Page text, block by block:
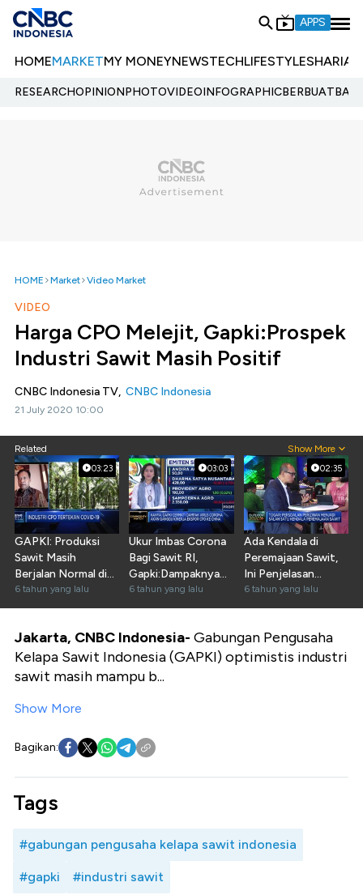
APPS
HOMEMARKETMY MONEYNEWSTECHLIFESTYLESHARIA
RESEARCHOPINIONPHOTOVIDEOINFOGRAPHIC
HOME Market Video Market
VIDEO
Harga CPO Melejit, Gapki:Prospek
Industri Sawit Masih Positif
CNBC Indonesia TV, CNBC Indonesia
21 July 2020 10:00
Related Show More
03:23
GAPKI: Produksi
Sawit Masih
Berjalan Normal di
Tengah Pandemi
6 tahun yang lalu
03:03
Ukur Imbas Corona
Bagi Sawit RI,
Gapki:Dampaknya
Mulai Terasa
6 tahun yang lalu
02:35
Ada Kendala di
Peremajaan Sawit,
Ini Penjelasan
GAPKI
6 tahun yang lalu
Jakarta, CNBC Indonesia- Gabungan Pengusaha
Kelapa Sawit Indonesia (GAPKI) optimistis industri
sawit masih mampu b...
Show More
Bagikan:
Tags
#gabungan pengusaha kelapa sawit indonesia
#gapki #industri sawit